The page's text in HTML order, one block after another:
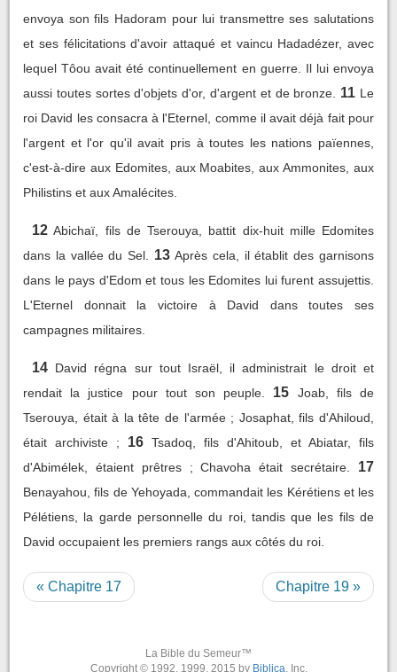
envoya son fils Hadoram pour lui transmettre ses salutations
et ses félicitations d'avoir attaqué et vaincu Hadadézer, avec
lequel Tôou avait été continuellement en guerre. Il lui envoya
aussi toutes sortes d'objets d'or, d'argent et de bronze.
11 Le
roi David les consacra à l'Eternel, comme il avait déjà fait pour
l'argent et l'or qu'il avait pris à toutes les nations païennes,
c'est-à-dire aux Edomites, aux Moabites, aux Ammonites, aux
Philistins et aux Amalécites.
12 Abichaï, fils de Tserouya, battit dix-huit mille Edomites
dans la vallée du Sel.
13 Après cela, il établit des garnisons
dans le pays d'Edom et tous les Edomites lui furent assujettis.
L'Eternel donnait la victoire à David dans toutes ses
campagnes militaires.
14 David régna sur tout Israël, il administrait le droit et
rendait la justice pour tout son peuple.
15
Joab, fils de
Tserouya, était à la tête de l'armée ; Josaphat, fils d'Ahiloud,
était archiviste ;
16 Tsadoq, fils d'Ahitoub, et Abiatar, fils
d'Abimélek, étaient prêtres ; Chavoha était secrétaire.
17
Benayahou, fils de Yehoyada, commandait les Kérétiens et les
Pélétiens, la garde personnelle du roi, tandis que les fils de
David occupaient les premiers rangs aux côtés du roi.
« Chapitre 17 Chapitre 19 »
La Bible du Semeur™
Copyright © 1992, 1999, 2015 by Biblica, Inc.